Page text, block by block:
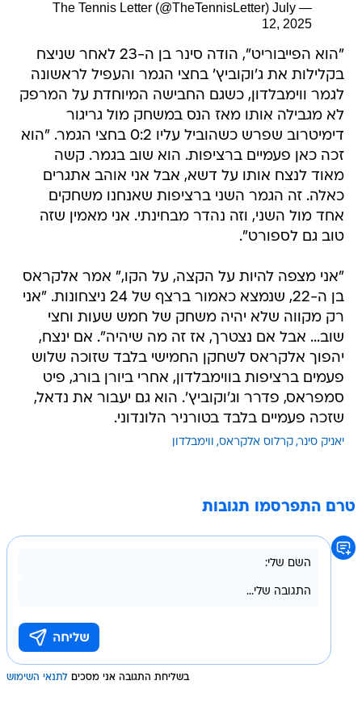
— The Tennis Letter (@TheTennisLetter)
July
12, 2025
"הוא הפייבוריט", הודה סינר בן ה-23 לאחר שניצח
בקלילות את ג'וקוביץ' בחצי הגמר והעפיל לראשונה
לגמר ווימבלדון, כשגם החבישה המיוחדת על המרפק
לא מגבילה אותו מאז הנס במשחק מול גריגור
דימיטרוב שפרש כשהוביל עליו 0:2 בחצי הגמר. "הוא
זכה כאן פעמיים ברציפות. הוא שוב בגמר. קשה
מאוד לנצח אותו על דשא, אבל אני אוהב אתגרים
כאלה. זה הגמר השני ברציפות שאנחנו משחקים
אחד מול השני, וזה נהדר מבחינתי. אני מאמין שזה
טוב גם לספורט".
"אני מצפה להיות על הקצה, על הקו," אמר אלקראס
בן ה-22, שנמצא כאמור ברצף של 24 ניצחונות. "אני
רק מקווה שלא יהיה משחק של חמש שעות וחצי
שוב... אבל אם נצטרך, אז זה מה שיהיה". אם ינצח,
יהפוך אלקראס לשחקן החמישי בלבד שזוכה שלוש
פעמים ברציפות בווימבלדון, אחרי ביורן בורג, פיט
סמפראס, פדרר וג'וקוביץ'. הוא גם יעבור את נדאל,
שזכה פעמיים בלבד בטורניר הלונדוני.
יאניק סינר קרלוס אלקראס ווימבלדון
טרם התפרסמו תגובות
בשליחת התגובה אני מסכים לתנאי השימוש